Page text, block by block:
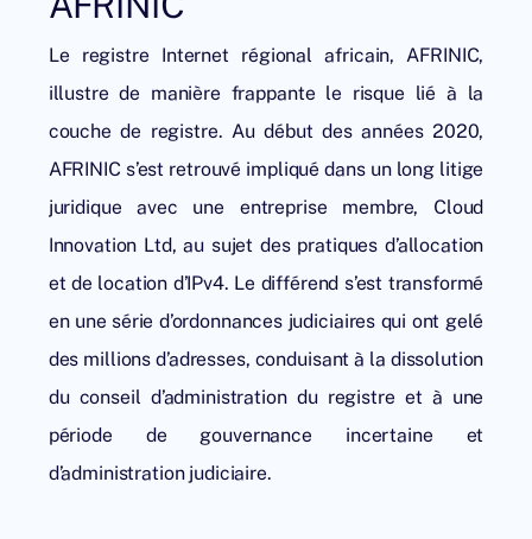
Le registre Internet régional africain, AFRINIC,
illustre de manière frappante le risque lié à la
couche de registre. Au début des années 2020,
AFRINIC s’est retrouvé impliqué dans un long litige
juridique avec une entreprise membre, Cloud
Innovation Ltd, au sujet des pratiques d’allocation
et de location d’IPv4. Le différend s’est transformé
en une série d’ordonnances judiciaires qui ont gelé
des millions d’adresses, conduisant à la dissolution
du conseil d’administration du registre et à une
période de gouvernance incertaine et
d’administration judiciaire.